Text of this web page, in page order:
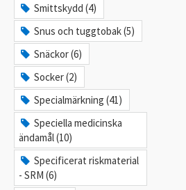
Smittskydd (4)
Snus och tuggtobak (5)
Snäckor (6)
Socker (2)
Specialmärkning (41)
Speciella medicinska
ändamål (10)
Specificerat riskmaterial
- SRM (6)